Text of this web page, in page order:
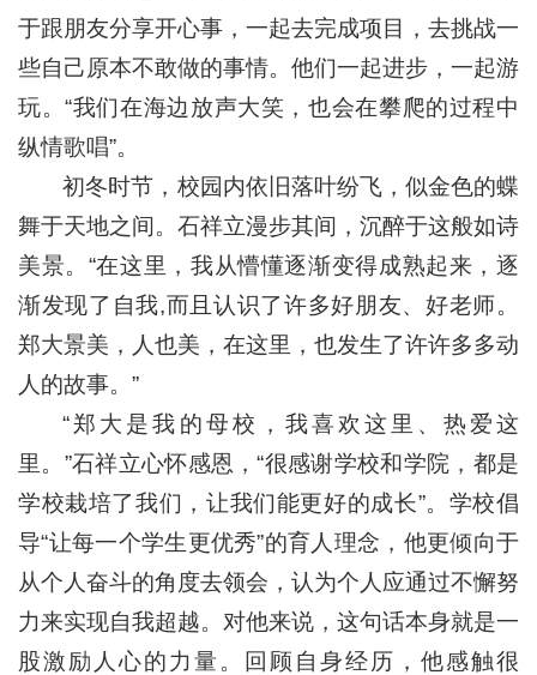
于跟朋友分享开心事，一起去完成项目，去挑战一
些自己原本不敢做的事情。他们一起进步，一起游
玩。“我们在海边放声大笑，也会在攀爬的过程中
纵情歌唱”。
初冬时节，校园内依旧落叶纷飞，似金色的蝶
舞于天地之间。石祥立漫步其间，沉醉于这般如诗
美景。“在这里，我从懵懂逐渐变得成熟起来，逐
渐发现了自我,而且认识了许多好朋友、好老师。
郑大景美，人也美，在这里，也发生了许许多多动
人的故事。”
“郑大是我的母校，我喜欢这里、热爱这
里。”石祥立心怀感恩，“很感谢学校和学院，都是
学校栽培了我们，让我们能更好的成长”。学校倡
导“让每一个学生更优秀”的育人理念，他更倾向于
从个人奋斗的角度去领会，认为个人应通过不懈努
力来实现自我超越。对他来说，这句话本身就是一
股激励人心的力量。回顾自身经历，他感触很